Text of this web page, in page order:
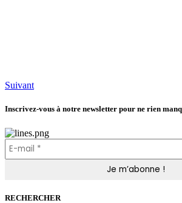
Suivant
Inscrivez-vous à notre newsletter pour ne rien
RECHERCHER